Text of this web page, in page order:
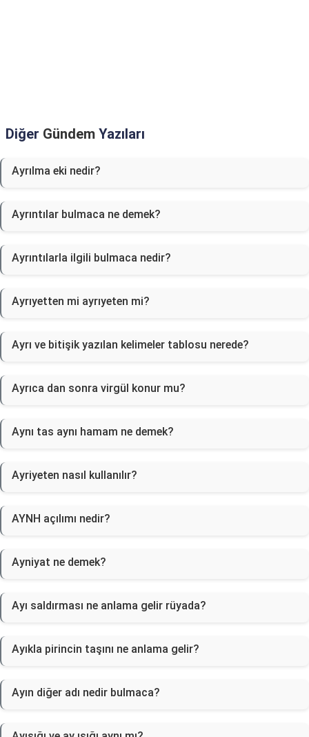
Diğer Gündem Yazıları
Ayrılma eki nedir?
Ayrıntılar bulmaca ne demek?
Ayrıntılarla ilgili bulmaca nedir?
Ayrıyetten mi ayrıyeten mi?
Ayrı ve bitişik yazılan kelimeler tablosu nerede?
Ayrıca dan sonra virgül konur mu?
Aynı tas aynı hamam ne demek?
Ayriyeten nasıl kullanılır?
AYNH açılımı nedir?
Ayniyat ne demek?
Ayı saldırması ne anlama gelir rüyada?
Ayıkla pirincin taşını ne anlama gelir?
Ayın diğer adı nedir bulmaca?